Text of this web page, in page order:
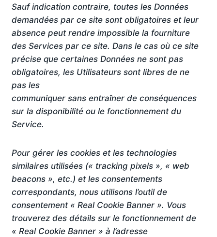
Sauf indication contraire, toutes les Données
demandées par ce site sont obligatoires et leur
absence peut rendre impossible la fourniture
des Services par ce site. Dans le cas où ce site
précise que certaines Données ne sont pas
obligatoires, les Utilisateurs sont libres de ne
pas les
communiquer sans entraîner de conséquences
sur la disponibilité ou le fonctionnement du
Service.
Pour gérer les cookies et les technologies
similaires utilisées (« tracking pixels », « web
beacons », etc.) et les consentements
correspondants, nous utilisons l’outil de
consentement « Real Cookie Banner ». Vous
trouverez des détails sur le fonctionnement de
« Real Cookie Banner » à l’adresse